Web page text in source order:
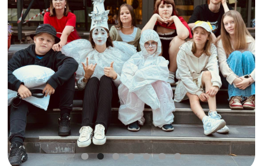
учатся взаимодействовать с партнёрами
по сцене и чувствовать зал;
пробуют разные образы и роли;
получают поддержку и конструктивную
обратную связь от опытного
педагога‑режиссёра.
Наша цель — помочь ребёнку обрести
уверенность в себе, поверить в свои силы и
получить
удовольствие от творческого
процесса
Мы не ставим классические пьесы, все
наши спектакли: